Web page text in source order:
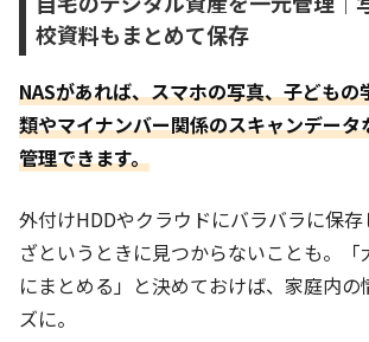
校資料もまとめて保存
NASがあれば、スマホの写真、子どもの
類やマイナンバー関係のスキャンデータ
管理できます。
外付けHDDやクラウドにバラバラに保
ざというときに見つからないことも。「
にまとめる」と決めておけば、家庭内の
ズに。